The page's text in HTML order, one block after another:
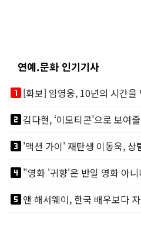
연예.문화 인기기사
looks_one[화보] 임영웅, 10년의 시간을
looks_two김다현, ‘이모티콘’으로 보여
looks_3
looks_4"영화 '귀향'은 반일 영화 아
looks_5앤 해서웨이, 한국 배우보다